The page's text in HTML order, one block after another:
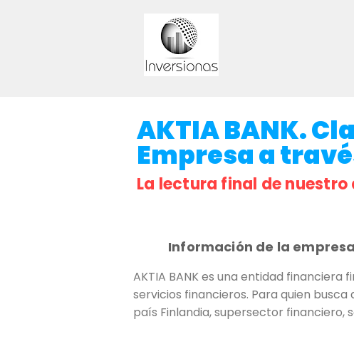
AKTIA BANK.
Empresa a
La lectura final de
Información de la empresa
AKTIA BANK es una entidad
servicios financieros. Para quien busca
país Finlandia, supersector financiero,